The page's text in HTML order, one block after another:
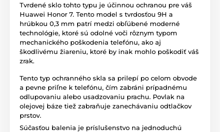
Tvrdené sklo tohto typu je účinnou ochranou pre váš
Huawei Honor 7. Tento model s tvrdosťou 9H a
hrúbkou 0,3 mm patrí medzi obľúbené moderné
technológie, ktoré sú odolné voči rôznym typom
mechanického poškodenia telefónu, ako aj
škodlivému žiareniu, ktoré by inak mohlo poškodiť váš
zrak.
Tento typ ochranného skla sa prilepí po celom obvode
a pevne priľne k telefónu, čím zabráni prípadnému
odlupovaniu alebo usadzovaniu prachu. Povlak na
olejovej báze tiež zabraňuje zanechávaniu odtlačkov
prstov.
Súčasťou balenia je príslušenstvo na jednoduchú